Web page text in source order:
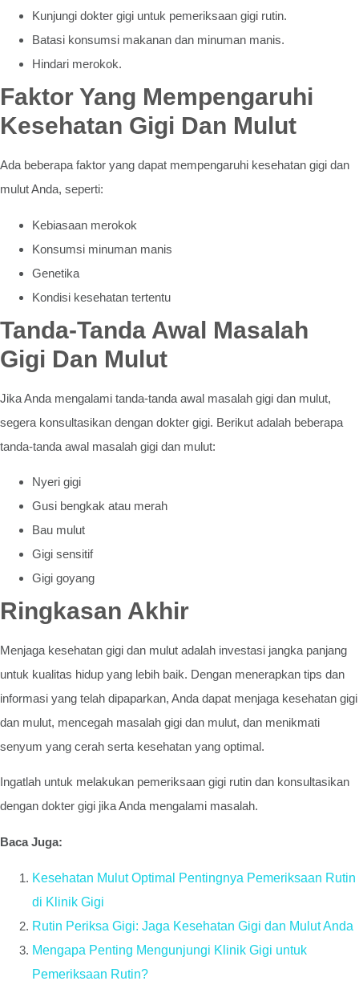
Kunjungi dokter gigi untuk pemeriksaan gigi rutin.
Batasi konsumsi makanan dan minuman manis.
Hindari merokok.
Faktor Yang Mempengaruhi
Kesehatan Gigi Dan Mulut
Ada beberapa faktor yang dapat mempengaruhi kesehatan gigi dan
mulut Anda, seperti:
Kebiasaan merokok
Konsumsi minuman manis
Genetika
Kondisi kesehatan tertentu
Tanda-Tanda Awal Masalah
Gigi Dan Mulut
Jika Anda mengalami tanda-tanda awal masalah gigi dan mulut,
segera konsultasikan dengan dokter gigi. Berikut adalah beberapa
tanda-tanda awal masalah gigi dan mulut:
Nyeri gigi
Gusi bengkak atau merah
Bau mulut
Gigi sensitif
Gigi goyang
Ringkasan Akhir
Menjaga kesehatan gigi dan mulut adalah investasi jangka panjang
untuk kualitas hidup yang lebih baik. Dengan menerapkan tips dan
informasi yang telah dipaparkan, Anda dapat menjaga kesehatan gigi
dan mulut, mencegah masalah gigi dan mulut, dan menikmati
senyum yang cerah serta kesehatan yang optimal.
Ingatlah untuk melakukan pemeriksaan gigi rutin dan konsultasikan
dengan dokter gigi jika Anda mengalami masalah.
Baca Juga:
Kesehatan Mulut Optimal Pentingnya Pemeriksaan Rutin
di Klinik Gigi
Rutin Periksa Gigi: Jaga Kesehatan Gigi dan Mulut Anda
Mengapa Penting Mengunjungi Klinik Gigi untuk
Pemeriksaan Rutin?